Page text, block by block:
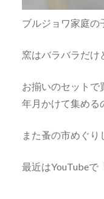
ブルジョワ家庭の
窯はバラバラだけ
お揃いのセットで
年月かけて集める
また蚤の市めぐり
最近はYouTube